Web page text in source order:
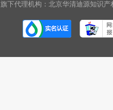
旗下代理机构：北京华清迪源知识